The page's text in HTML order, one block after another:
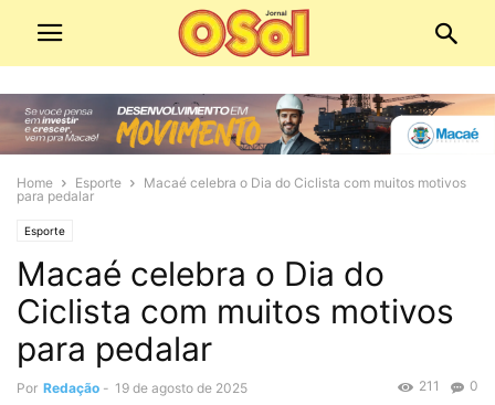
Home Esporte
Macaé celebra o Dia do Ciclista com muitos motivos
para pedalar
Esporte
Macaé celebra o Dia do
Ciclista com muitos motivos
para pedalar
Por Redação - 19 de agosto de 2025 0
211